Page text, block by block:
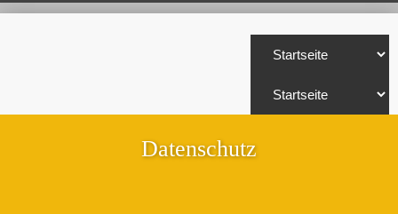
Datenschutz